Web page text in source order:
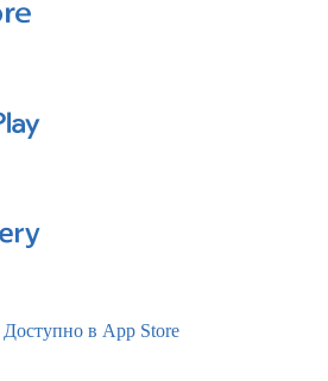
Доступно в App Store